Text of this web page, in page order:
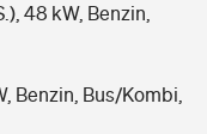
48 kW, Benzin,
Benzin, Bus/Kombi,